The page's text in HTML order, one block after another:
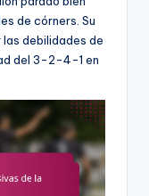
de córners. Su
debilidades de
del 3-2-4-1 en